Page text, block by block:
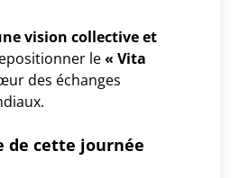
vision collective et
le« Vita
des échanges
de cette journée